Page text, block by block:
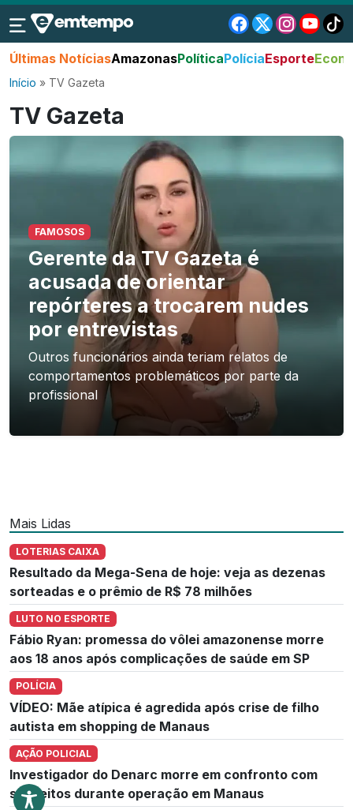
Últimas NotíciasAmazonasPolíticaPolíciaEsporte
Início » TV Gazeta
TV Gazeta
FAMOSOS
Gerente da TV Gazeta é
acusada de orientar
repórteres a trocarem nudes
por entrevistas
Outros funcionários ainda teriam relatos de
comportamentos problemáticos por parte da
profissional
Mais Lidas
LOTERIAS CAIXA
Resultado da Mega-Sena de hoje: veja as dezenas
sorteadas e o prêmio de R$ 78 milhões
LUTO NO ESPORTE
Fábio Ryan: promessa do vôlei amazonense morre
aos 18 anos após complicações de saúde em SP
POLÍCIA
VÍDEO: Mãe atípica é agredida após crise de filho
autista em shopping de Manaus
AÇÃO POLICIAL
Investigador do Denarc morre em confronto com
suspeitos durante operação em Manaus